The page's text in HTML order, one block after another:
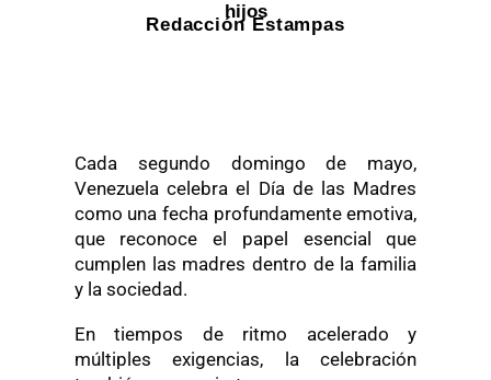
hijos
Redacción Estampas
Cada segundo domingo de mayo,
Venezuela celebra el Día de las Madres
como una fecha profundamente emotiva,
que reconoce el papel esencial que
cumplen las madres dentro de la familia
y la sociedad.
En tiempos de ritmo acelerado y
múltiples exigencias, la celebración